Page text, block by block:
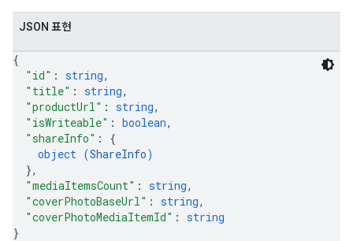
JSON 표현
{
"id" : string,
"title" : string,
"productUrl" : string,
"isWriteable" : boolean,
"shareInfo" : {
object (ShareInfo)
},
"mediaItemsCount" : string,
"coverPhotoBaseUrl" : string,
"coverPhotoMediaItemId" : string
}